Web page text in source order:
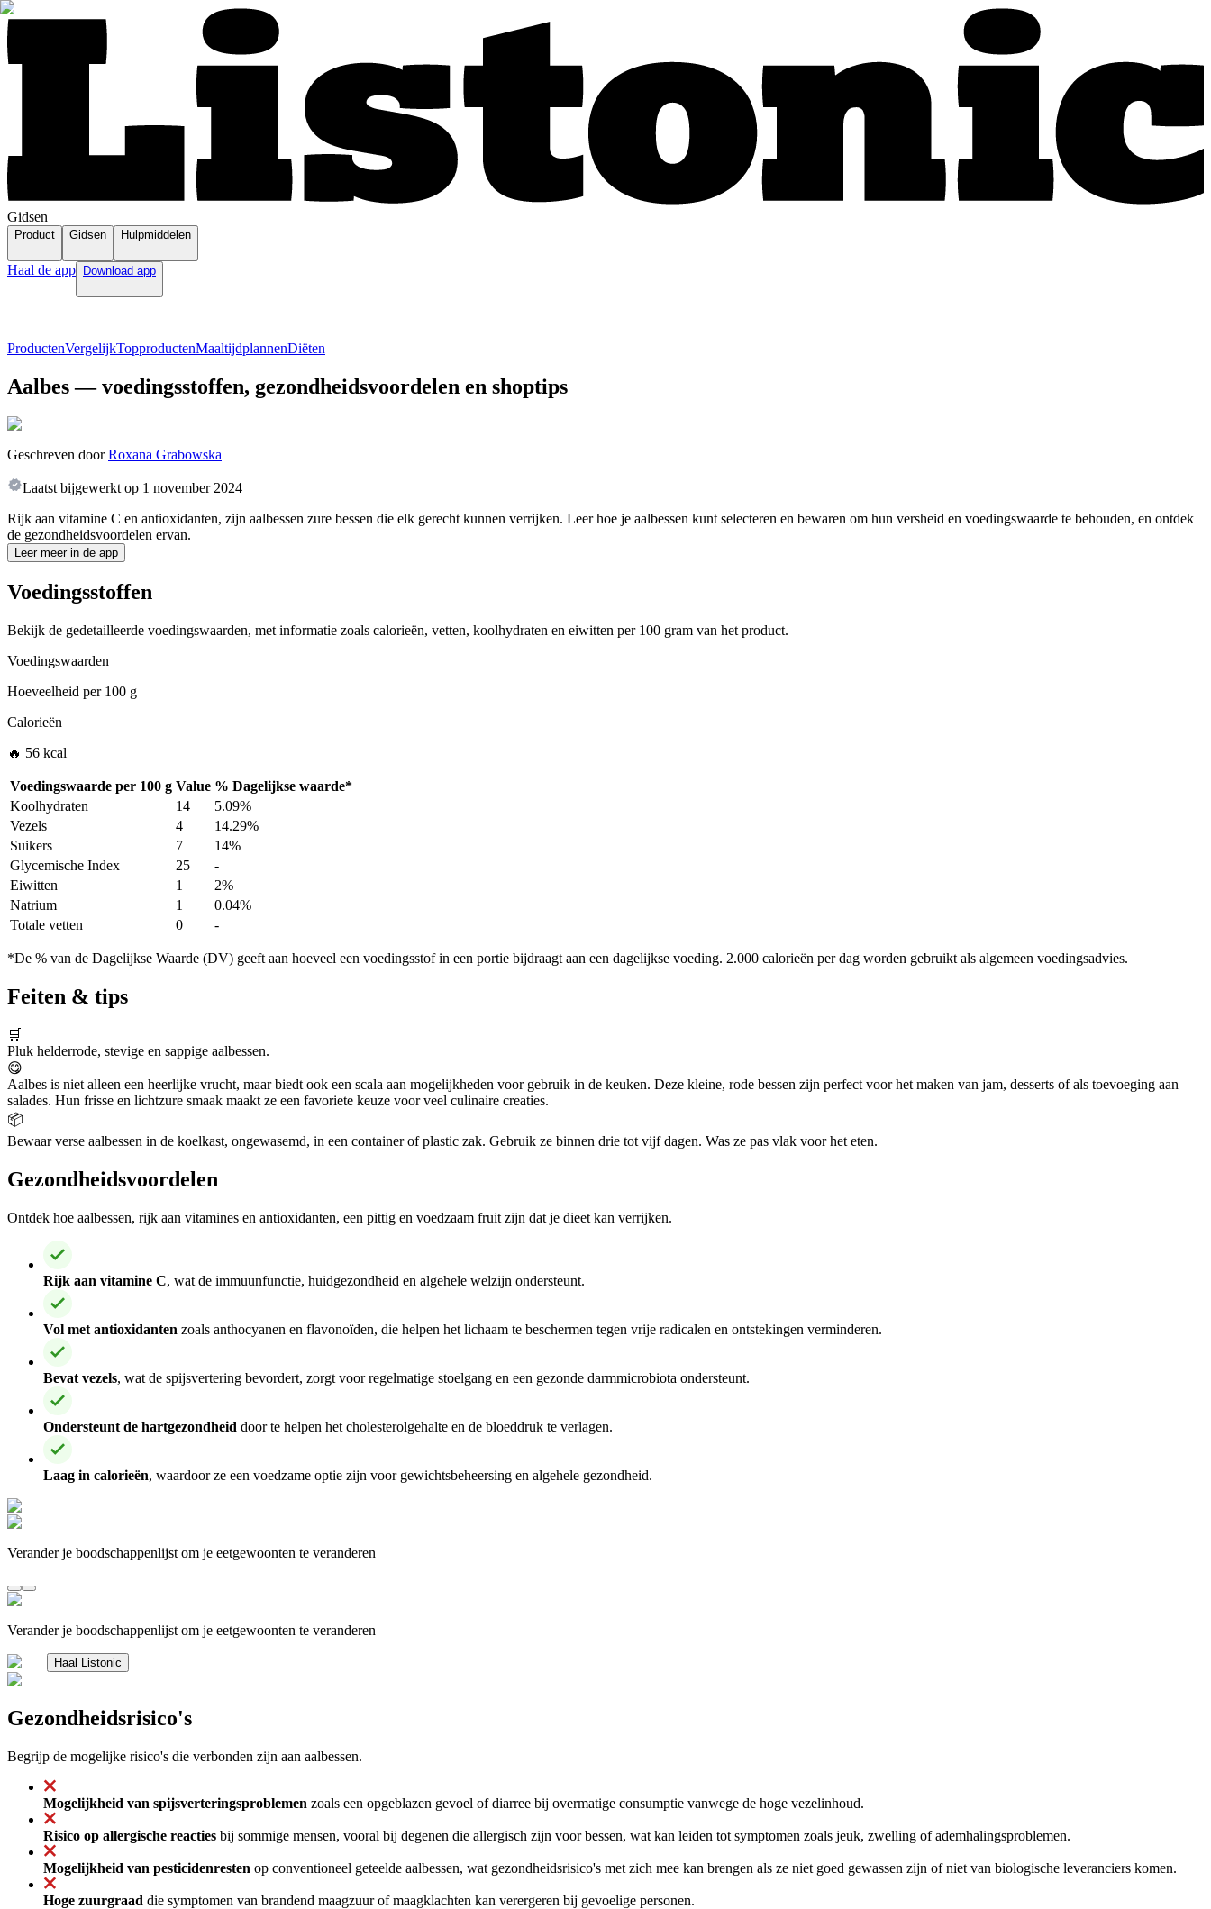
Gidsen
Product Gidsen Hulpmiddelen
Haal de app Download app
ProductenVergelijkTopproductenMaaltijdplannenDiëten
Aalbes — voedingsstoffen, gezondheidsvoordelen en shoptips
Geschreven door Roxana Grabowska
Laatst bijgewerkt op 1 november 2024
Rijk aan vitamine C en antioxidanten, zijn aalbessen zure bessen die elk gerecht kunnen verrijken. Leer hoe je aalbessen kunt selecteren en bewaren om hun versheid en voedingswaarde te behouden, en ontdek
de gezondheidsvoordelen ervan.
Leer meer in de app
Voedingsstoffen
Bekijk de gedetailleerde voedingswaarden, met informatie zoals calorieën, vetten, koolhydraten en eiwitten per 100 gram van het product.
Voedingswaarden
Hoeveelheid per100 g
Calorieën
🔥 56 kcal
Voedingswaarde per 100 g Value % Dagelijkse waarde*
Koolhydraten
14
5.09%
Vezels
4
14.29%
Suikers
7
14%
Glycemische Index
25
-
Eiwitten
1
2%
Natrium
1
0.04%
Totale vetten
0 -
*De % van de Dagelijkse Waarde (DV) geeft aan hoeveel een voedingsstof in een portie bijdraagt aan een dagelijkse voeding. 2.000 calorieën per dag worden gebruikt als algemeen voedingsadvies.
Feiten & tips
🛒
Pluk helderrode, stevige en sappige aalbessen.
😋
Aalbes is niet alleen een heerlijke vrucht, maar biedt ook een scala aan mogelijkheden voor gebruik in de keuken. Deze kleine, rode bessen zijn perfect voor het maken van jam, desserts of als toevoeging aan
salades. Hun frisse en lichtzure smaak maakt ze een favoriete keuze voor veel culinaire creaties.
📦
Bewaar verse aalbessen in de koelkast, ongewasemd, in een container of plastic zak. Gebruik ze binnen drie tot vijf dagen. Was ze pas vlak voor het eten.
Gezondheidsvoordelen
Ontdek hoe aalbessen, rijk aan vitamines en antioxidanten, een pittig en voedzaam fruit zijn dat je dieet kan verrijken.
Rijk aan vitamine C, wat de immuunfunctie, huidgezondheid en algehele welzijn ondersteunt.
Vol met antioxidanten zoals anthocyanen en flavonoïden, die helpen het lichaam te beschermen tegen vrije radicalen en ontstekingen verminderen.
Bevat vezels, wat de spijsvertering bevordert, zorgt voor regelmatige stoelgang en een gezonde darmmicrobiota ondersteunt.
Ondersteunt de hartgezondheid door te helpen het cholesterolgehalte en de bloeddruk te verlagen.
Laag in calorieën, waardoor ze een voedzame optie zijn voor gewichtsbeheersing en algehele gezondheid.
Verander je boodschappenlijst om je eetgewoonten te veranderen
Verander je boodschappenlijst om je eetgewoonten te veranderen
Haal Listonic
Gezondheidsrisico's
Begrijp de mogelijke risico's die verbonden zijn aan aalbessen.
Mogelijkheid van spijsverteringsproblemen zoals een opgeblazen gevoel of diarree bij overmatige consumptie vanwege de hoge vezelinhoud.
Risico op allergische reacties bij sommige mensen, vooral bij degenen die allergisch zijn voor bessen, wat kan leiden tot symptomen zoals jeuk, zwelling of ademhalingsproblemen.
Mogelijkheid van pesticidenresten op conventioneel geteelde aalbessen, wat gezondheidsrisico's met zich mee kan brengen als ze niet goed gewassen zijn of niet van biologische leveranciers komen.
Hoge zuurgraad die symptomen van brandend maagzuur of maagklachten kan verergeren bij gevoelige personen.